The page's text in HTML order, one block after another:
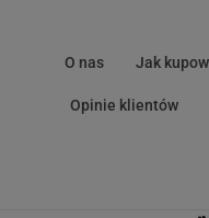
O nas Jak
Opinie klientów